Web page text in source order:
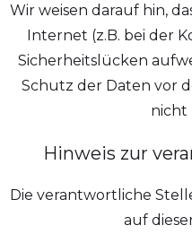
Wir weisen darauf hin,
Internet (z.B. bei der
Sicherheitslücken
Schutz der Daten vor
nicht
Hinweis zur
Die verantwortliche
auf